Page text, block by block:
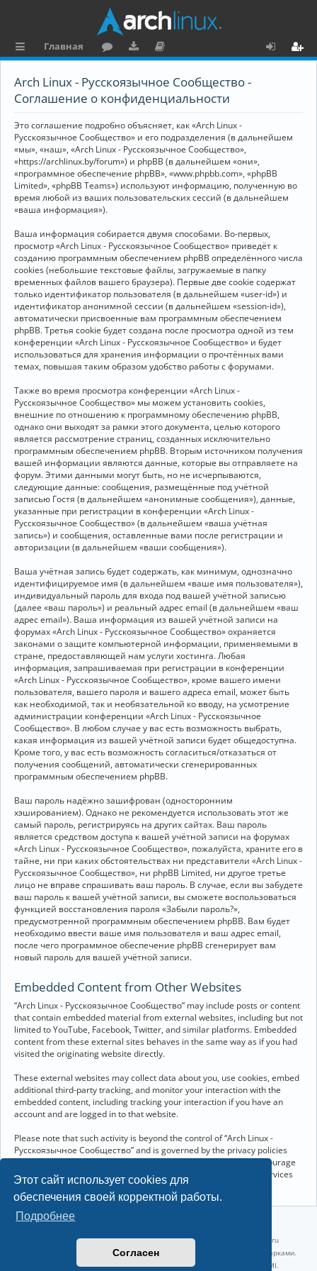
Этот сайт использует cookies для
обеспечения своей корректной работы.
Подробнее
Согласен
ы
к
и
Главная
ру
ру
и
ку
е
н
та
ц
я
Arch Linux - Русскоязычное Сообщество -
Соглашение о конфиденциальности
Это соглашение подробно объясняет, как «Arch Linux -
Русскоязычное Сообщество» и его подразделения (в дальнейшем
«мы», «наш», «Arch Linux - Русскоязычное Сообщество»,
«https://archlinux.by/forum») и phpBB (в дальнейшем «они»,
«программное обеспечение phpBB», «www.phpbb.com», «phpBB
Limited», «phpBB Teams») используют информацию, полученную во
время любой из ваших пользовательских сессий (в дальнейшем
«ваша информация»).
Ваша информация собирается двумя способами. Во-первых,
просмотр «Arch Linux - Русскоязычное Сообщество» приведёт к
созданию программным обеспечением phpBB определённого числа
cookies (небольшие текстовые файлы, загружаемые в папку
временных файлов вашего браузера). Первые две cookie содержат
только идентификатор пользователя (в дальнейшем «user-id») и
идентификатор анонимной сессии (в дальнейшем «session-id»),
автоматически присвоенные вам программным обеспечением
phpBB. Третья cookie будет создана после просмотра одной из тем
конференции «Arch Linux - Русскоязычное Сообщество» и будет
использоваться для хранения информации о прочтённых вами
темах, повышая таким образом удобство работы с форумами.
Также во время просмотра конференции «Arch Linux -
Русскоязычное Сообщество» мы можем установить cookies,
внешние по отношению к программному обеспечению phpBB,
однако они выходят за рамки этого документа, целью которого
является рассмотрение страниц, созданных исключительно
программным обеспечением phpBB. Вторым источником получения
вашей информации являются данные, которые вы отправляете на
форум. Этими данными могут быть, но не исчерпываются,
следующие данные: сообщения, размещённые под учётной
записью Гостя (в дальнейшем «анонимные сообщения»), данные,
указанные при регистрации в конференции «Arch Linux -
Русскоязычное Сообщество» (в дальнейшем «ваша учётная
запись») и сообщения, оставленные вами после регистрации и
авторизации (в дальнейшем «ваши сообщения»).
Ваша учётная запись будет содержать, как минимум, однозначно
идентифицируемое имя (в дальнейшем «ваше имя пользователя»),
индивидуальный пароль для входа под вашей учётной записью
(далее «ваш пароль») и реальный адрес email (в дальнейшем «ваш
адрес email»). Ваша информация из вашей учётной записи на
форумах «Arch Linux - Русскоязычное Сообщество» охраняется
законами о защите компьютерной информации, применяемыми в
стране, предоставляющей нам услуги хостинга. Любая
информация, запрашиваемая при регистрации в конференции
«Arch Linux - Русскоязычное Сообщество», кроме вашего имени
пользователя, вашего пароля и вашего адреса email, может быть
как необходимой, так и необязательной ко вводу, на усмотрение
администрации конференции «Arch Linux - Русскоязычное
Сообщество». В любом случае у вас есть возможность выбрать,
какая информация из вашей учётной записи будет общедоступна.
Кроме того, у вас есть возможность согласиться/отказаться от
получения сообщений, автоматически сгенерированных
программным обеспечением phpBB.
Ваш пароль надёжно зашифрован (односторонним
хэшированием). Однако не рекомендуется использовать этот же
самый пароль, регистрируясь на других сайтах. Ваш пароль
является средством доступа к вашей учётной записи на форумах
«Arch Linux - Русскоязычное Сообщество», пожалуйста, храните его в
тайне, ни при каких обстоятельствах ни представители «Arch Linux -
Русскоязычное Сообщество», ни phpBB Limited, ни другое третье
лицо не вправе спрашивать ваш пароль. В случае, если вы забудете
ваш пароль к вашей учётной записи, вы сможете воспользоваться
функцией восстановления пароля «Забыли пароль?»,
предусмотренной программным обеспечением phpBB. Вам будет
необходимо ввести ваше имя пользователя и ваш адрес email,
после чего программное обеспечение phpBB сгенерирует вам
новый пароль для вашей учётной записи.
Embedded Content from Other Websites
“Arch Linux - Русскоязычное Сообщество” may include posts or content
that contain embedded material from external websites, including but not
limited to YouTube, Facebook, Twitter, and similar platforms. Embedded
content from these external sites behaves in the same way as if you had
visited the originating website directly.
These external websites may collect data about you, use cookies, embed
additional third-party tracking, and monitor your interaction with the
embedded content, including tracking your interaction if you have an
account and are logged in to that website.
Please note that such activity is beyond the control of “Arch Linux -
Русскоязычное Сообщество” and is governed by the privacy policies
and terms of service of the respective external websites. We encourage
you to review the privacy and cookie policies of any third-party services
you interact with through embedded content.
Linux 6.18.40-1-lts x86_64 GNU/Linux 2026-07-26 08:48:12 |
vps reg.ru
Название и логотип Arch Linux ™ являются признанными торговыми марками.
Linux ® — зарегистрированная торговая марка Linus Torvalds и LMI.